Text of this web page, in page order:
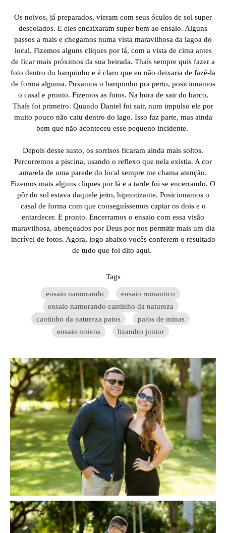
Os noivos, já preparados, vieram com seus óculos de sol super
descolados. E eles encaixaram super bem ao ensaio. Alguns
passos a mais e chegamos numa vista maravilhosa da lagoa do
local. Fizemos alguns cliques por lá, com a vista de cima antes
de ficar mais próximos da sua beirada. Thaís sempre quis fazer a
foto dentro do barquinho e é claro que eu não deixaria de fazê-la
de forma alguma. Puxamos o barquinho pra perto, posicionamos
o casal e pronto. Fizemos as fotos. Na hora de sair do barco,
Thaís foi primeiro. Quando Daniel foi sair, num impulso ele por
muito pouco não caiu dentro do lago. Isso faz parte, mas ainda
bem que não aconteceu esse pequeno incidente.
Depois desse susto, os sorrisos ficaram ainda mais soltos.
Percorremos a piscina, usando o reflexo que nela existia. A cor
amarela de uma parede do local sempre me chama atenção.
Fizemos mais alguns cliques por lá e a tarde foi se encerrando. O
pôr do sol estava daquele jeito, hipnotizante. Posicionamos o
casal de forma com que conseguíssemos captar os dois e o
entardecer. E pronto. Encerramos o ensaio com essa visão
maravilhosa, abençoados por Deus por nos permitir mais um dia
incrível de fotos. Agora, logo abaixo vocês conferem o resultado
de tudo que foi dito aqui.
Tags
ensaio namorando
ensaio romantico
ensaio namorando cantinho da natureza
cantinho da natureza patos
patos de minas
ensaio noivos
lizandro junior